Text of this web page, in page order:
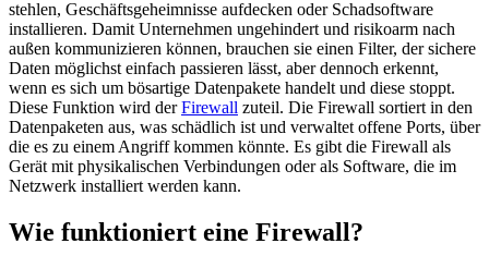
stehlen, Geschäftsgeheimnisse aufdecken oder Schadsoftware
installieren. Damit Unternehmen ungehindert und risikoarm nach
außen kommunizieren können, brauchen sie einen Filter, der sichere
Daten möglichst einfach passieren lässt, aber dennoch erkennt,
wenn es sich um bösartige Datenpakete handelt und diese stoppt.
Diese Funktion wird derFirewall zuteil. Die Firewall sortiert in den
Datenpaketen aus, was schädlich ist und verwaltet offene Ports, über
die es zu einem Angriff kommen könnte. Es gibt die Firewall als
Gerät mit physikalischen Verbindungen oder als Software, die im
Netzwerk installiert werden kann.
Wie funktioniert eine Firewall?